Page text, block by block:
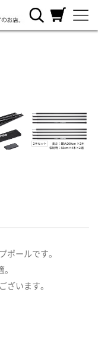
カートを見
る
ポールです。
ざいます。